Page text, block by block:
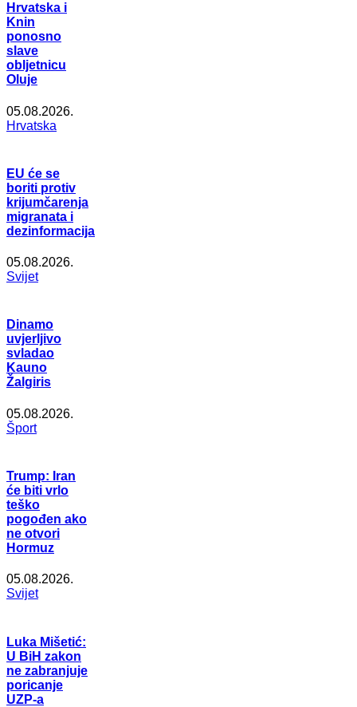
Hrvatska i
Knin
ponosno
slave
obljetnicu
Oluje
05.08.2026.
Hrvatska
EU će se
boriti protiv
krijumčarenja
migranata i
dezinformacija
05.08.2026.
Svijet
Dinamo
uvjerljivo
svladao
Kauno
Žalgiris
05.08.2026.
Šport
Trump: Iran
će biti vrlo
teško
pogođen ako
ne otvori
Hormuz
05.08.2026.
Svijet
Luka Mišetić:
U BiH zakon
ne zabranjuje
poricanje
UZP-a